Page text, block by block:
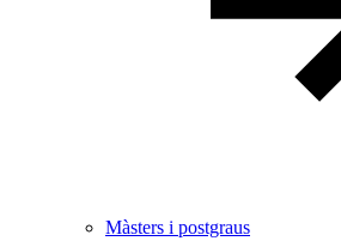
Màsters i postgraus